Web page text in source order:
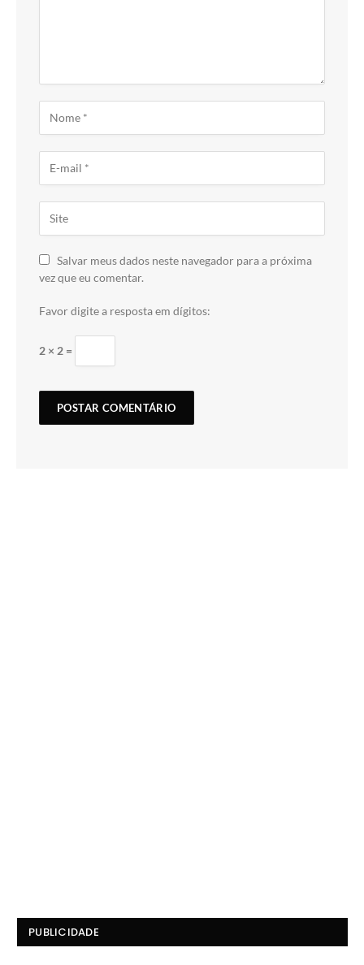
Salvar meus dados neste navegador para a próxima
vez que eu comentar.
Favor digite a resposta em dígitos:
2 × 2 =
PUBLICIDADE